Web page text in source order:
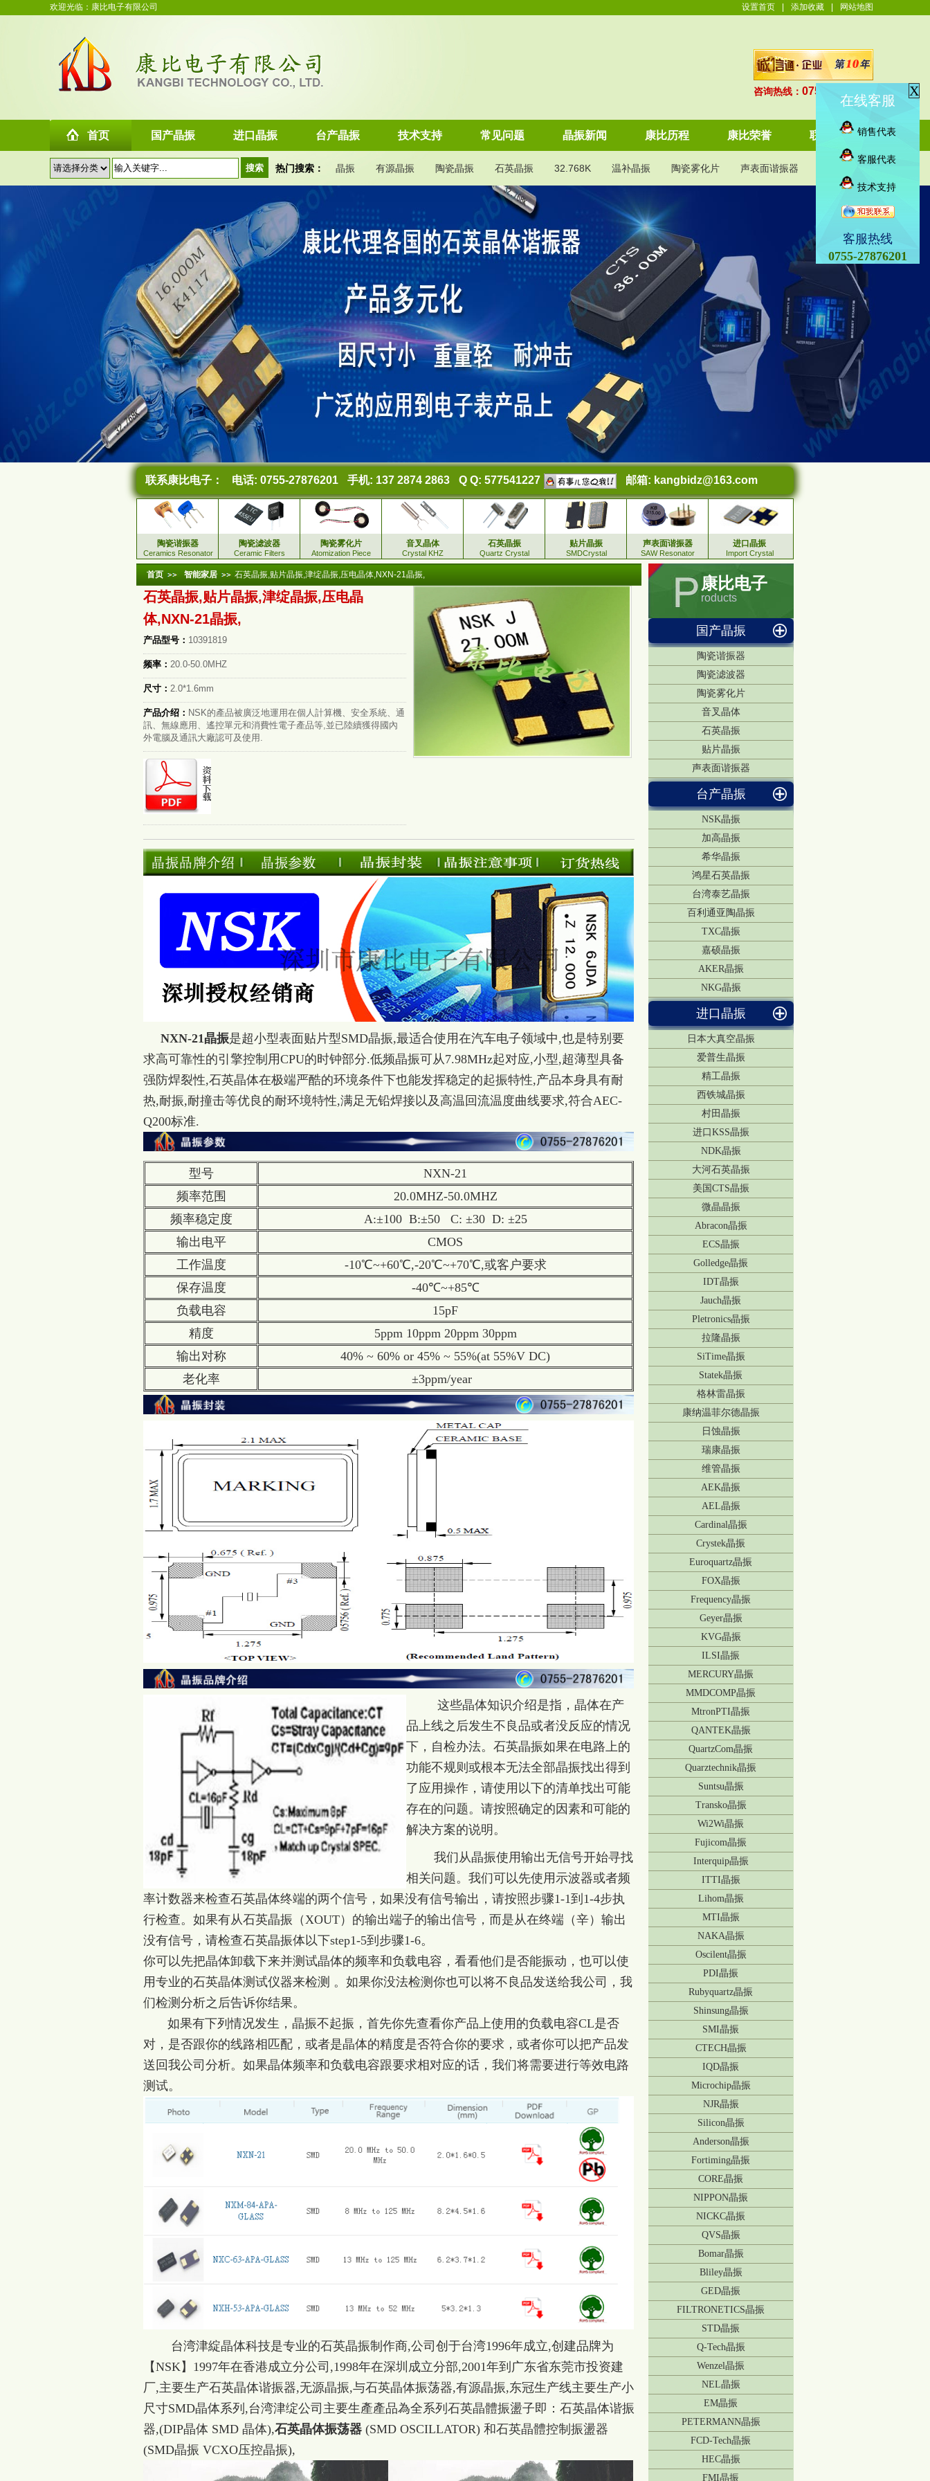
欢迎光临：康比电子有限公司 设置首页 添加收藏 网站地图
咨询热线： 0755-27876201
首页 国产晶振 进口晶振 台产晶振 技术支持 常见问题 晶振新闻 康比历程 康比荣誉 联系康比
热门搜索： 晶振 有源晶振 陶瓷晶振 石英晶振 32.768K 温补晶振 陶瓷雾化片 声表面谐振器
联系康比电子： 电话: 0755-27876201 手机: 137 2874 2863 Q Q: 577541227 邮箱: kangbidz@163.com
陶瓷谐振器
Ceramics Resonator
陶瓷滤波器
Ceramic Filters
陶瓷雾化片
Atomization Piece
音叉晶体
Crystal KHZ
石英晶振
Quartz Crystal
贴片晶振
SMDCrystal
声表面谐振器
SAW Resonator
进口晶振
Import Crystal
康比电子
roducts
国产晶振
陶瓷谐振器
陶瓷滤波器
陶瓷雾化片
音叉晶体
石英晶振
贴片晶振
声表面谐振器
台产晶振
NSK晶振
加高晶振
希华晶振
鸿星石英晶振
台湾泰艺晶振
百利通亚陶晶振
TXC晶振
嘉硕晶振
AKER晶振
NKG晶振
进口晶振
日本大真空晶振
爱普生晶振
精工晶振
西铁城晶振
村田晶振
进口KSS晶振
NDK晶振
大河石英晶振
美国CTS晶振
微晶晶振
Abracon晶振
ECS晶振
Golledge晶振
IDT晶振
Jauch晶振
Pletronics晶振
拉隆晶振
SiTime晶振
Statek晶振
格林雷晶振
康纳温菲尔德晶振
日蚀晶振
瑞康晶振
维管晶振
AEK晶振
AEL晶振
Cardinal晶振
Crystek晶振
Euroquartz晶振
FOX晶振
Frequency晶振
Geyer晶振
KVG晶振
ILSI晶振
MERCURY晶振
MMDCOMP晶振
MtronPTI晶振
QANTEK晶振
QuartzCom晶振
Quarztechnik晶振
Suntsu晶振
Transko晶振
Wi2Wi晶振
Fujicom晶振
Interquip晶振
ITTI晶振
Lihom晶振
MTI晶振
NAKA晶振
Oscilent晶振
PDI晶振
Rubyquartz晶振
Shinsung晶振
SMI晶振
CTECH晶振
IQD晶振
Microchip晶振
NJR晶振
Silicon晶振
Anderson晶振
Fortiming晶振
CORE晶振
NIPPON晶振
NICKC晶振
QVS晶振
Bomar晶振
Bliley晶振
GED晶振
FILTRONETICS晶振
STD晶振
Q-Tech晶振
Wenzel晶振
NEL晶振
EM晶振
PETERMANN晶振
FCD-Tech晶振
HEC晶振
FMI晶振
首页 智能家居 石英晶振,贴片晶振,津绽晶振,压电晶体,NXN-21晶振,
石英晶振,贴片晶振,津绽晶振,压电晶
体,NXN-21晶振,
产品型号： 10391819
频率： 20.0-50.0MHZ
尺寸： 2.0*1.6mm
产品介绍： NSK的產品被廣泛地運用在個人計算機、安全系統、通
訊、無線應用、遙控單元和消費性電子產品等,並已陸續獲得國內
外電腦及通訊大廠認可及使用.
NXN-21晶振是超小型表面贴片型SMD晶振,最适合使用在汽车电子领域中,也是特别要
求高可靠性的引擎控制用CPU的时钟部分.低频晶振可从7.98MHz起对应,小型,超薄型具备
强防焊裂性,石英晶体在极端严酷的环境条件下也能发挥稳定的起振特性,产品本身具有耐
热,耐振,耐撞击等优良的耐环境特性,满足无铅焊接以及高温回流温度曲线要求,符合AEC-
Q200标准.
型号
NXN-21
频率范围
20.0MHZ-50.0MHZ
频率稳定度
A:±100 B:±50 C: ±30 D: ±25
输出电平
CMOS
工作温度
-10℃~+60℃,-20℃~+70℃,或客户要求
保存温度
-40℃~+85℃
负载电容
15pF
精度
5ppm 10ppm 20ppm 30ppm
输出对称
40% ~ 60% or 45% ~ 55%(at 55%V DC)
老化率
±3ppm/year
这些晶体知识介绍是指，晶体在产
品上线之后发生不良品或者没反应的情况
下，自检办法。石英晶振如果在电路上的
功能不规则或根本无法全部晶振找出得到
了应用操作，请使用以下的清单找出可能
存在的问题。请按照确定的因素和可能的
解决方案的说明。
我们从晶振使用输出无信号开始寻找
相关问题。我们可以先使用示波器或者频
率计数器来检查石英晶体终端的两个信号，如果没有信号输出，请按照步骤1-1到1-4步执
行检查。如果有从石英晶振（XOUT）的输出端子的输出信号，而是从在终端（辛）输出
没有信号，请检查石英晶振体以下step1-5到步骤1-6。
你可以先把晶体卸载下来并测试晶体的频率和负载电容，看看他们是否能振动，也可以使
用专业的石英晶体测试仪器来检测 。如果你没法检测你也可以将不良品发送给我公司，我
们检测分析之后告诉你结果。
如果有下列情况发生，晶振不起振，首先你先查看你产品上使用的负载电容CL是否
对，是否跟你的线路相匹配，或者是晶体的精度是否符合你的要求，或者你可以把产品发
送回我公司分析。如果晶体频率和负载电容跟要求相对应的话，我们将需要进行等效电路
测试。
台湾津綻晶体科技是专业的石英晶振制作商,公司创于台湾1996年成立,创建品牌为
【NSK】1997年在香港成立分公司,1998年在深圳成立分部,2001年到广东省东莞市投资建
厂,主要生产石英晶体谐振器,无源晶振,与石英晶体振荡器,有源晶振,东冠生产线主要生产小
尺寸SMD晶体系列,台湾津绽公司主要生產產品為全系列石英晶體振盪子即：石英晶体谐振
器,(DIP晶体 SMD 晶体),石英晶体振荡器 (SMD OSCILLATOR) 和石英晶體控制振盪器
(SMD晶振 VCXO压控晶振),
在线客服
X
销售代表
客服代表
技术支持
客服热线
0755-27876201